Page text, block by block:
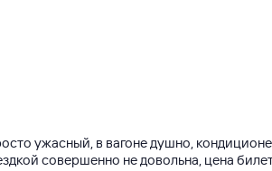
ужасный, в вагоне душно,
совершенно не довольна, цена